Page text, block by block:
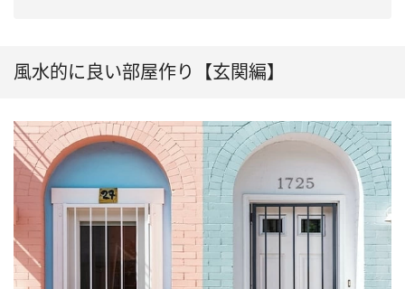
（5）観葉植物や花を置く
風水的に良い部屋作り【玄関編】